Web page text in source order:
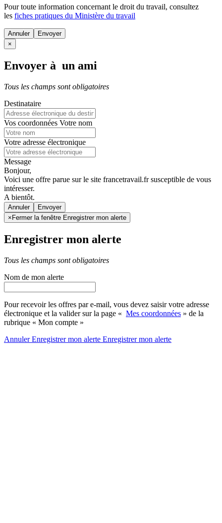
Pour toute information concernant le droit du travail, consultez
les fiches pratiques du Ministère du travail
Annuler
×
Envoyer à un ami
Tous les champs sont obligatoires
Destinataire
Vos coordonnées Votre nom
Votre adresse électronique
Message
Bonjour,
Voici une offre parue sur le site francetravail.fr susceptible de vous
intéresser.
A bientôt.
Annuler
× Fermer la fenêtre Enregistrer mon alerte
Enregistrer mon alerte
Tous les champs sont obligatoires
Nom de mon alerte
Pour recevoir les offres par e-mail, vous devez saisir votre adresse
électronique et la valider sur la page « Mes coordonnées » de la
rubrique « Mon compte »
AnnulerEnregistrer mon alerte Enregistrermon alerte